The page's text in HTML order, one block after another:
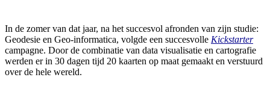
In de zomer van dat jaar, na het succesvol afronden van zijn studie:
Geodesie en Geo-informatica, volgde een succesvolle Kickstarter
campagne. Door de combinatie van data visualisatie en cartografie
werden er in 30 dagen tijd 20 kaarten op maat gemaakt en verstuurd
over de hele wereld.